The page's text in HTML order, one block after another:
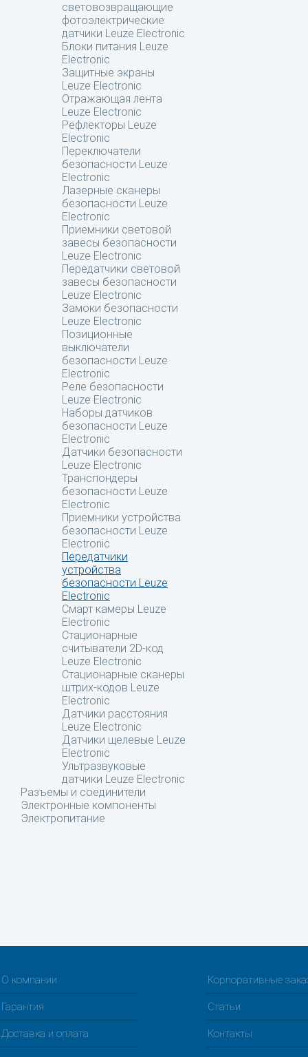
световозвращающие
фотоэлектрические
датчики Leuze Electronic
Блоки питания Leuze
Electronic
Защитные экраны
Leuze Electronic
Отражающая лента
Leuze Electronic
Рефлекторы Leuze
Electronic
Переключатели
безопасности Leuze
Electronic
Лазерные сканеры
безопасности Leuze
Electronic
Приемники световой
завесы безопасности
Leuze Electronic
Передатчики световой
завесы безопасности
Leuze Electronic
Замоки безопасности
Leuze Electronic
Позиционные
выключатели
безопасности Leuze
Electronic
Реле безопасности
Leuze Electronic
Наборы датчиков
безопасности Leuze
Electronic
Датчики безопасности
Leuze Electronic
Транспондеры
безопасности Leuze
Electronic
Приемники устройства
безопасности Leuze
Electronic
Передатчики
устройства
безопасности Leuze
Electronic
Смарт камеры Leuze
Electronic
Стационарные
считыватели 2D-код
Leuze Electronic
Стационарные сканеры
штрих-кодов Leuze
Electronic
Датчики расстояния
Leuze Electronic
Датчики щелевые Leuze
Electronic
Ультразвуковые
датчики Leuze Electronic
Разъемы и соединители
Электронные компоненты
Электропитание
О компании Корпоративные
Гарантия Статьи
Доставка и оплата Контакты